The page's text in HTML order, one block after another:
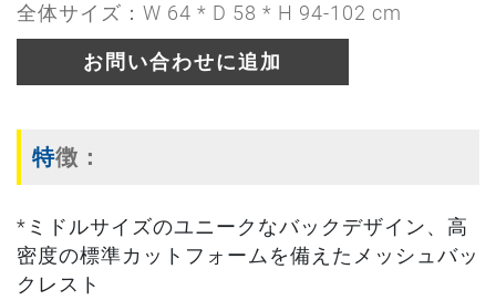
全体サイズ：W 64 * D 58 * H 94-102 cm
お問い合わせに追加
特徴：
*ミドルサイズのユニークなバックデザイン、高
密度の標準カットフォームを備えたメッシュバッ
クレスト